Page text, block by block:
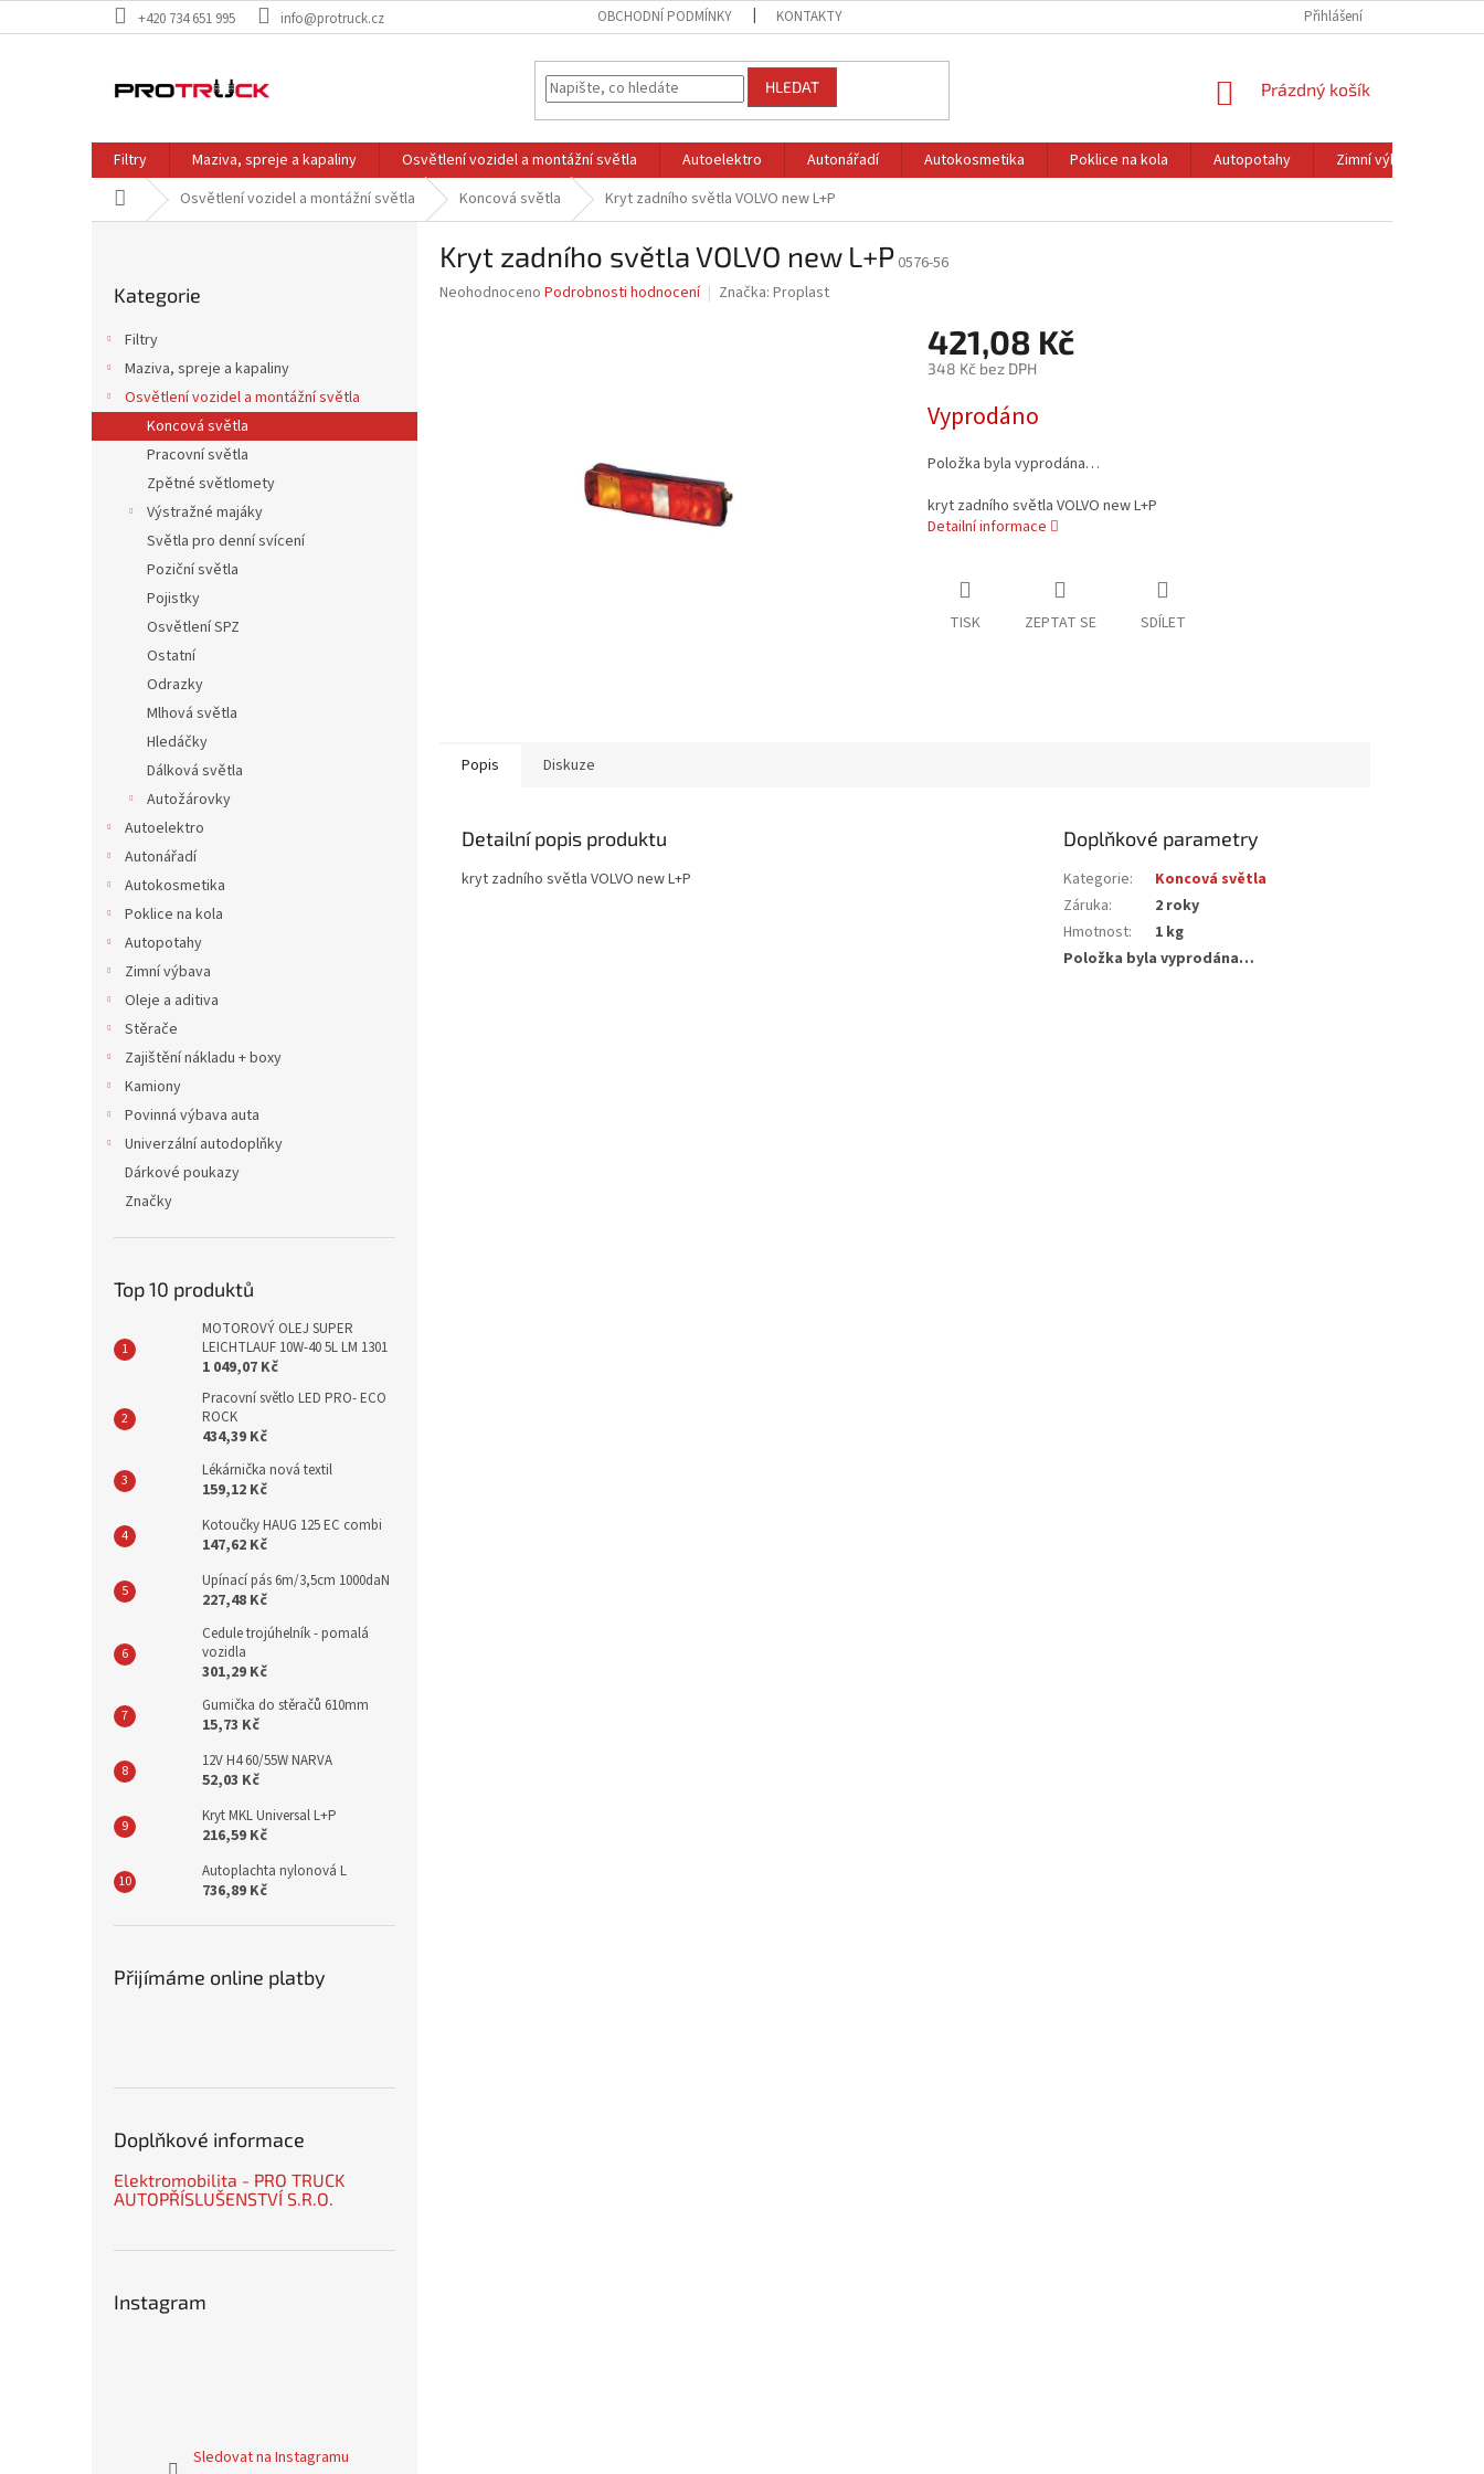
na
+420 734 651 995 info@protruck.cz OBCHODNÍ PODMÍNKY KONTAKTY Přihlášení
HLEDAT
NÁKUPNÍ
Prázdný košík
Filtry Maziva, spreje a kapaliny Osvětlení vozidel a montážní světla Autoelektro Autonářadí Autokosmetika Poklice na kola Autopotahy Zimní výbava
Domů Osvětlení vozidel a montážní světla Koncová světla Kryt zadního světla VOLVO new L+P
kategorie
Kategorie
Filtry
Maziva, spreje a kapaliny
Osvětlení vozidel a montážní světla
Koncová světla
Pracovní světla
Zpětné světlomety
Výstražné majáky
Světla pro denní svícení
Poziční světla
Pojistky
Osvětlení SPZ
Ostatní
Odrazky
Mlhová světla
Hledáčky
Dálková světla
Autožárovky
Autoelektro
Autonářadí
Autokosmetika
Poklice na kola
Autopotahy
Zimní výbava
Oleje a aditiva
Stěrače
Zajištění nákladu + boxy
Kamiony
Povinná výbava auta
Univerzální autodoplňky
Dárkové poukazy
Značky
Top 10 produktů
MOTOROVÝ OLEJ SUPER
LEICHTLAUF 10W-40 5L LM 1301
1 049,07 Kč
Pracovní světlo LED PRO- ECO
ROCK
434,39 Kč
Lékárnička nová textil
159,12 Kč
Kotoučky HAUG 125 EC combi
147,62 Kč
Upínací pás 6m/3,5cm 1000daN
227,48 Kč
Cedule trojúhelník - pomalá
vozidla
301,29 Kč
Gumička do stěračů 610mm
15,73 Kč
12V H4 60/55W NARVA
52,03 Kč
Kryt MKL Universal L+P
216,59 Kč
Autoplachta nylonová L
736,89 Kč
Přijímáme online platby
Doplňkové informace
Elektromobilita - PRO TRUCK
AUTOPŘÍSLUŠENSTVÍ S.R.O.
Instagram
Sledovat na Instagramu
Kryt zadního světla VOLVO new L+P 0576-56
Průměrné
Neohodnoceno Podrobnosti hodnocení Značka: Proplast
421,08 Kč
348 Kč bez DPH
cena:
Vyprodáno
Položka byla vyprodána…
kryt zadního světla VOLVO new L+P
Detailní informace
TISK ZEPTAT SE SDÍLET
Popis Diskuze
Detailní popis produktu
kryt zadního světla VOLVO new L+P
Doplňkové parametry
Kategorie:
Koncová světla
Záruka:
2 roky
Hmotnost:
1 kg
Položka byla vyprodána…